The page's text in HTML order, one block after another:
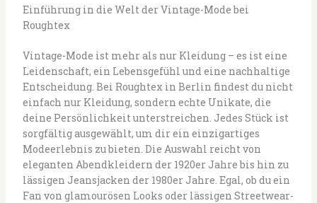
Einführung in die Welt der Vintage-Mode bei
Roughtex
Vintage-Mode ist mehr als nur Kleidung – es ist eine
Leidenschaft, ein Lebensgefühl und eine nachhaltige
Entscheidung. Bei Roughtex in Berlin findest du nicht
einfach nur Kleidung, sondern echte Unikate, die
deine Persönlichkeit unterstreichen. Jedes Stück ist
sorgfältig ausgewählt, um dir ein einzigartiges
Modeerlebnis zu bieten. Die Auswahl reicht von
eleganten Abendkleidern der 1920er Jahre bis hin zu
lässigen Jeansjacken der 1980er Jahre. Egal, ob du ein
Fan von glamourösen Looks oder lässigen Streetwear-